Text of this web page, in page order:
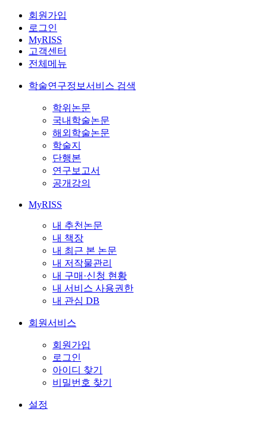
회원가입
로그인
MyRISS
고객센터
전체메뉴
학술연구정보서비스 검색
학위논문
국내학술논문
해외학술논문
학술지
단행본
연구보고서
공개강의
MyRISS
내 추천논문
내 책장
내 최근 본 논문
내 저작물관리
내 구매·신청 현황
내 서비스 사용권한
내 관심 DB
회원서비스
회원가입
로그인
아이디 찾기
비밀번호 찾기
설정